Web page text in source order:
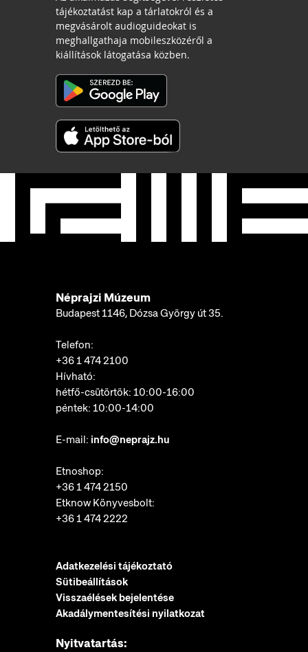
tájékoztatást kap a tárlatokról és a
megvásárolt audioguideokat is
meghallgathaja mobileszközéről a
kiállítások látogatása közben.
Néprajzi Múzeum
Budapest 1146, Dózsa György út 35.
Telefon:
+36 1 474 2100
Hívható:
hétfő-csütörtök: 10:00-16:00
péntek: 10:00-14:00
E-mail: info@neprajz.hu
Etnoshop:
+36 1 474 2150
Etknow Könyvesbolt:
+36 1 474 2222
Adatkezelési tájékoztató
Sütibeállítások
Visszaélések bejelentése
Akadálymentesítési nyilatkozat
Nyitvatartás: